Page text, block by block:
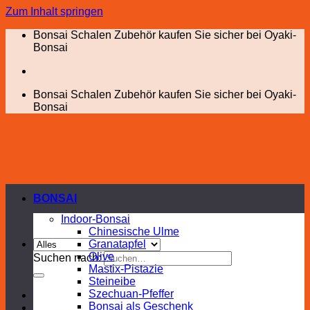
Zum Inhalt springen
Bonsai Schalen Zubehör kaufen Sie sicher bei Oyaki-
Bonsai
Bonsai Schalen Zubehör kaufen Sie sicher bei Oyaki-
Bonsai
Suchen nach:
BONSAI
Indoor-Bonsai
Chinesische Ulme
Granatapfel
Olive
Mastix-Pistazie
Steineibe
Szechuan-Pfeffer
Bonsai als Geschenk